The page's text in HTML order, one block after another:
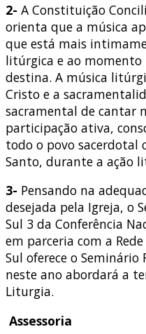
2- A Constituição
orienta que a música
que está mais
litúrgica e ao
destina. A música
Cristo e a
sacramental de cantar
participação ativa,
todo o povo sacerdotal
Santo, durante a ação
3- Pensando na
desejada pela Igreja, o
Sul 3 da Conferência
em parceria com a
Sul oferece o
neste ano abordará a
Liturgia.
Assessoria